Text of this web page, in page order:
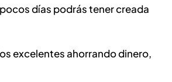
días podrás tener creada
excelentes ahorrando dinero,